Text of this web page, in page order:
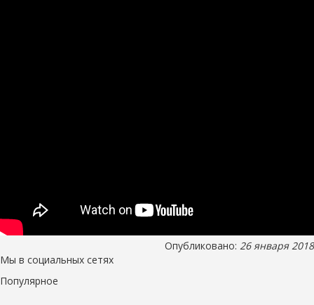
Опубликовано: 26 января 2018
Мы в социальных сетях
Популярное